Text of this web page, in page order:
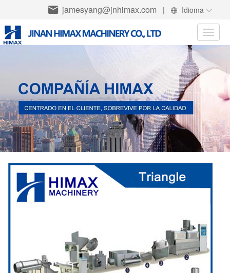
jamesyang@jnhimax.com | Idioma
Toggle